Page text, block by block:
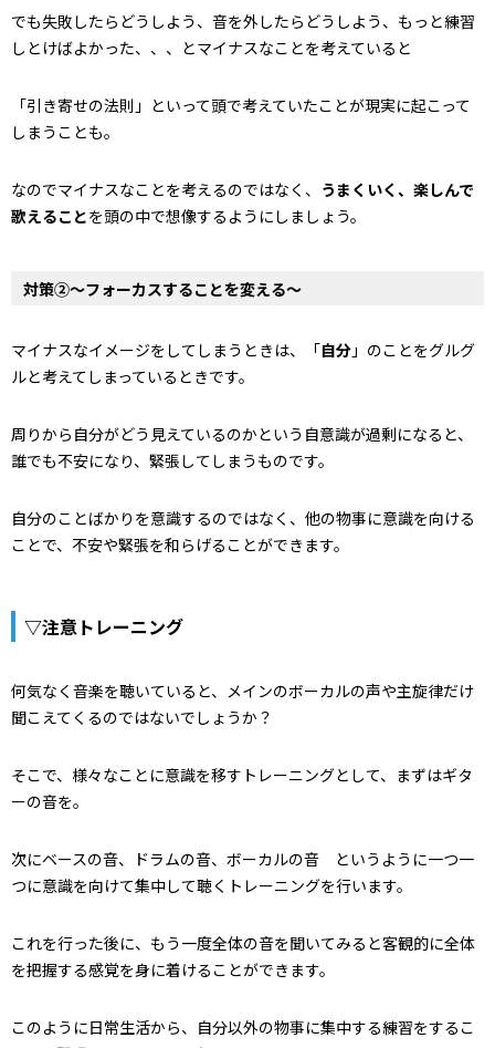
でも失敗したらどうしよう、音を外したらどうしよう、もっと練習
しとけばよかった、、、とマイナスなことを考えていると
「引き寄せの法則」といって頭で考えていたことが現実に起こって
しまうことも。
なのでマイナスなことを考えるのではなく、 うまくいく、楽しんで
歌えることを頭の中で想像するようにしましょう。
対策②～フォーカスすることを変える～
マイナスなイメージをしてしまうときは、「自分 」のことをグルグ
ルと考えてしまっているときです。
周りから自分がどう見えているのかという自意識が過剰になると、
誰でも不安になり、緊張してしまうものです。
自分のことばかりを意識するのではなく、他の物事に意識を向ける
ことで、不安や緊張を和らげることができます。
▽注意トレーニング
何気なく音楽を聴いていると、メインのボーカルの声や主旋律だけ
聞こえてくるのではないでしょうか？
そこで、様々なことに意識を移すトレーニングとして、まずはギタ
ーの音を。
次にベースの音、ドラムの音、ボーカルの音 というように一つ一
つに意識を向けて集中して聴くトレーニングを行います。
これを行った後に、もう一度全体の音を聞いてみると客観的に全体
を把握する感覚を身に着けることができます。
このように日常生活から、自分以外の物事に集中する練習をするこ